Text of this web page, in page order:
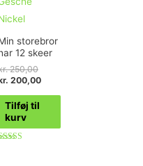
storebror
12 skeer
250,00
200,00
Tilføj til
kurv